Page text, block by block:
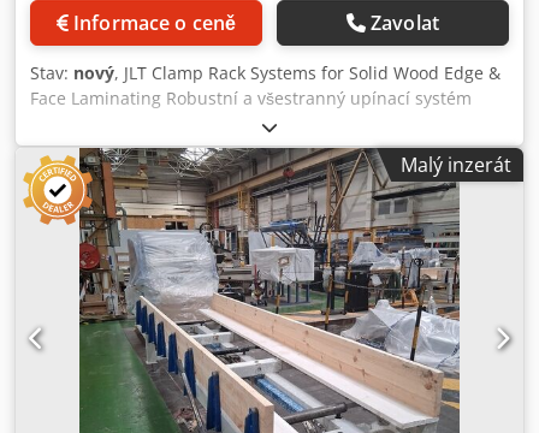
Informace o ceně Zavolat
Stav: nový, JLT Clamp Rack Systems for Solid Wood Edge &
Face Laminating Robustní a všestranný upínací systém
speciálně navržený pro laminování hran a masivního dřeva
jak z tvrdého, tak z měkkého dřeva. Clamp Rack (nebo
Panel Clamp), který je k dispozici ve dvou standardních
velikostech, je ideální pro výrobu součástí, jako jsou
panely, truhlářské profily, schodové komponenty, pracovní
desky, lepení bloků a desky stolu atd. Rámy lze také
upnout. Patentovaná vyrovnávací ramena kleští obsahují
řadu důležitých znaků, které se nenacházejí na jiných
typech mechanické svorky, které pomáhají zajistit výrobu
kvalitního lepeného spoje. Mohou být umístěny kdekoli na
rámu a snadno se posouvat ze strany na stranu / z řady do
řady. Pokud se nepoužívají, mohou být svisle zavěšeny z
horní nosné lišty, čímž se šetří cenné místo v dílně. Pro
Malý inzerát